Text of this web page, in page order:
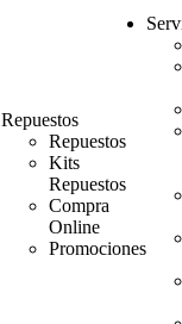
Repuestos
Repuestos
Kits
Repuestos
Compra
Online
Promociones